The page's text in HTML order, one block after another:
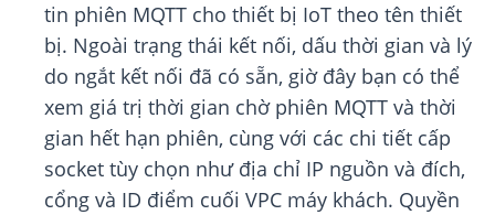
tin phiên MQTT cho thiết bị IoT theo tên thiết
bị. Ngoài trạng thái kết nối, dấu thời gian và lý
do ngắt kết nối đã có sẵn, giờ đây bạn có thể
xem giá trị thời gian chờ phiên MQTT và thời
gian hết hạn phiên, cùng với các chi tiết cấp
socket tùy chọn như địa chỉ IP nguồn và đích,
cổng và ID điểm cuối VPC máy khách. Quyền